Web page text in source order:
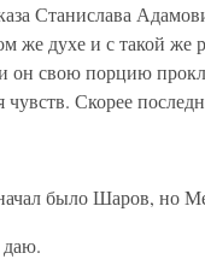
Станислава
же духе и с такой
он свою порцию
чувств. Скорее
было Шаров, но